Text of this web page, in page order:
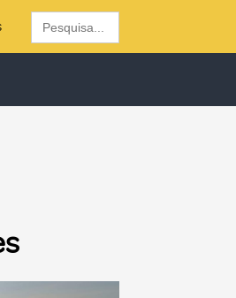
Search
for: